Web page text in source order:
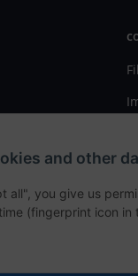
fees
and other
all", you give us
(fingerprint icon